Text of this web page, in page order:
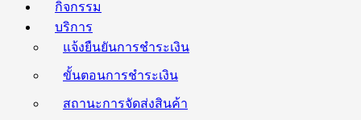
กิจกรรม
บริการ
แจ้งยืนยันการชำระเงิน
ขั้นตอนการชำระเงิน
สถานะการจัดส่งสินค้า